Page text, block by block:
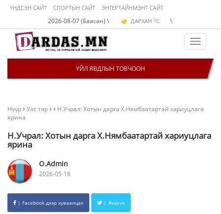
ҮНДСЭН САЙТ СПОРТЫН САЙТ ЭНТЕРТАЙНМЭНТ САЙТ
2026-08-07 (Баасан) \ ДАРХАН OC
ЭРДЭНЭТ C
\
Toggle
ҮЙЛ ЯВДЛЫН ТОВЧООН
Нүүр Улс төр
Н.Учрал: Хотын дарга Х.Нямбаатартай хариуцлага
ярина
Н.Учрал: Хотын дарга Х.Нямбаатартай хариуцлага
ярина
O.Admin
2026-05-16
| Facebook дээр хуваалцах | Жиргэх